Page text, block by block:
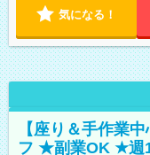
気になる！
【座り＆手作業
フ ★副業OK ★週